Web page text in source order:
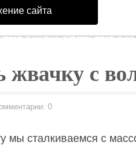
сайта
жвачку с
0
мы сталкиваемся с